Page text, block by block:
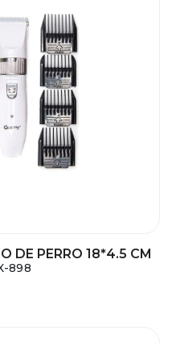
DE PERRO 18*4.5 CM
898